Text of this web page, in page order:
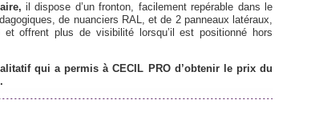
il dispose d’un fronton, facilement repérable dans le
de nuanciers RAL, et de 2 panneaux latéraux,
offrent plus de visibilité lorsqu’il est positionné hors
qui a permis à CECIL PRO d’obtenir le prix du